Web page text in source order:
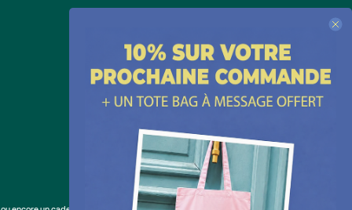
WhatsApp : + 33 176420228
E-mail : cliquez ici